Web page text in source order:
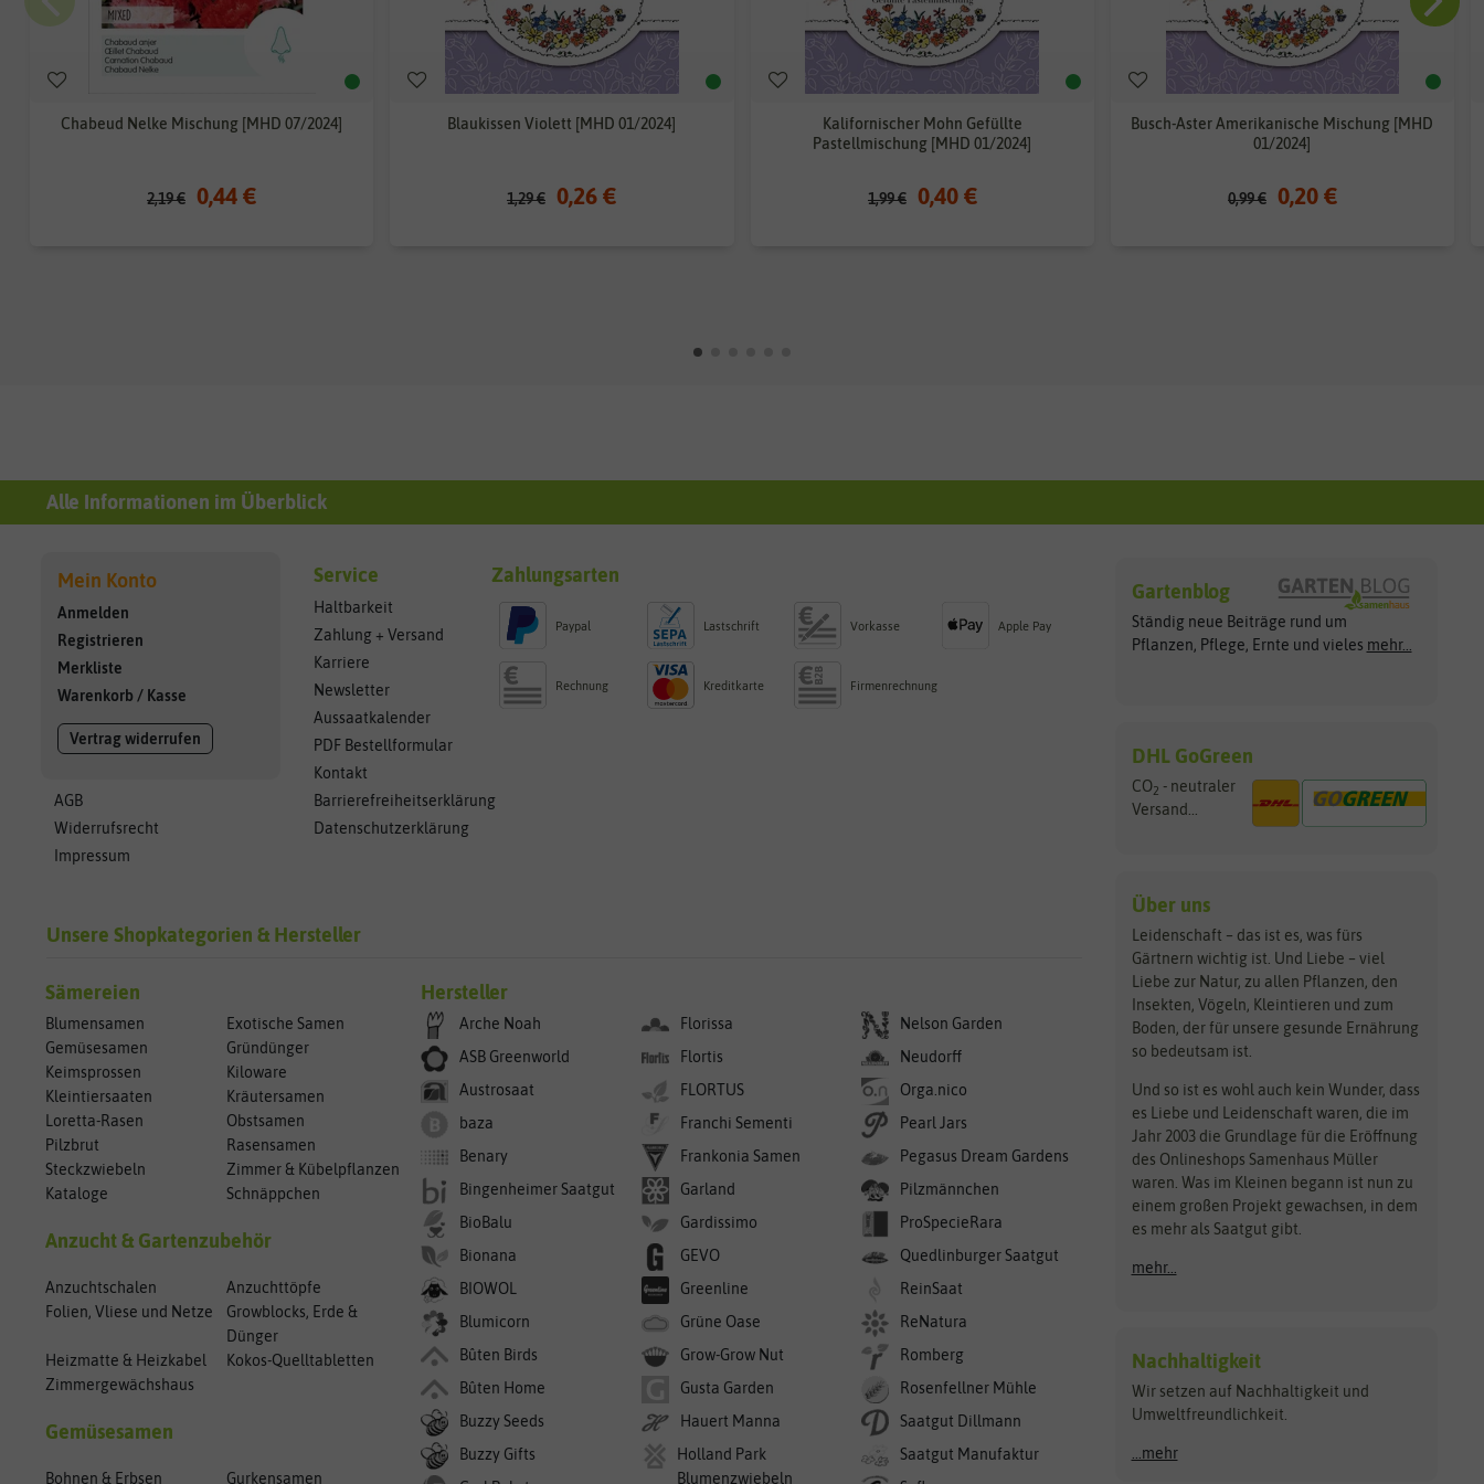
Chabeud Nelke Mischung [MHD 07/2024]
2,19 € 0,44 €
Blaukissen Violett [MHD 01/2024]
1,29 € 0,26 €
Kalifornischer Mohn Gefüllte
Pastellmischung [MHD 01/2024]
1,99 € 0,40 €
Busch-Aster Amerikanische Mischung [MHD
01/2024]
0,99 € 0,20 €
Alle Informationen im Überblick
Mein Konto
Anmelden
Registrieren
Merkliste
Warenkorb / Kasse
Vertrag widerrufen
AGB
Widerrufsrecht
Impressum
Service
Haltbarkeit
Zahlung + Versand
Karriere
Newsletter
Aussaatkalender
PDF Bestellformular
Kontakt
Barrierefreiheitserklärung
Datenschutzerklärung
Zahlungsarten
Paypal Lastschrift Vorkasse Apple Pay
Rechnung Kreditkarte Firmenrechnung
Unsere Shopkategorien & Hersteller
Sämereien
Blumensamen
Exotische Samen
Gemüsesamen
Gründünger
Keimsprossen
Kiloware
Kleintiersaaten
Kräutersamen
Loretta-Rasen
Obstsamen
Pilzbrut
Rasensamen
Steckzwiebeln
Zimmer & Kübelpflanzen
Kataloge
Schnäppchen
Anzucht & Gartenzubehör
Anzuchtschalen
Anzuchttöpfe
Folien, Vliese und Netze
Growblocks, Erde &
Dünger
Heizmatte & Heizkabel
Kokos-Quelltabletten
Zimmergewächshaus
Gemüsesamen
Bohnen & Erbsen Gurkensamen
Hersteller
Arche Noah
ASB Greenworld
Austrosaat
baza
Benary
Bingenheimer Saatgut
BioBalu
Bionana
BIOWOL
Blumicorn
Bûten Birds
Bûten Home
Buzzy Seeds
Buzzy Gifts
Florissa
Flortis
FLORTUS
Franchi Sementi
Frankonia Samen
Garland
Gardissimo
GEVO
Greenline
Grüne Oase
Grow-Grow Nut
Gusta Garden
Hauert Manna
Holland Park
Blumenzwiebeln
Nelson Garden
Neudorff
Orga.nico
Pearl Jars
Pegasus Dream Gardens
Pilzmännchen
ProSpecieRara
Quedlinburger Saatgut
ReinSaat
ReNatura
Romberg
Rosenfellner Mühle
Saatgut Dillmann
Saatgut Manufaktur
Gartenblog
Ständig neue Beiträge rund um
Pflanzen, Pflege, Ernte und vieles mehr...
DHL GoGreen
CO2 - neutraler
Versand...
Über uns
Leidenschaft – das ist es, was fürs
Gärtnern wichtig ist. Und Liebe – viel
Liebe zur Natur, zu allen Pflanzen, den
Insekten, Vögeln, Kleintieren und zum
Boden, der für unsere gesunde Ernährung
so bedeutsam ist.
Und so ist es wohl auch kein Wunder, dass
es Liebe und Leidenschaft waren, die im
Jahr 2003 die Grundlage für die Eröffnung
des Onlineshops Samenhaus Müller
waren. Was im Kleinen begann ist nun zu
einem großen Projekt gewachsen, in dem
es mehr als Saatgut gibt.
mehr...
Nachhaltigkeit
Wir setzen auf Nachhaltigkeit und
Umweltfreundlichkeit.
...mehr